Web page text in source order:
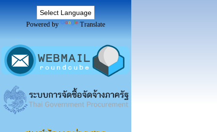
Powered by Translate